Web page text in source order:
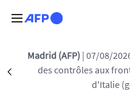
Précédent
Madrid (AFP)| 07/08/2026
des contrôles aux
d'Italie
Retour à la liste
19 NOV 2025 - 17:03